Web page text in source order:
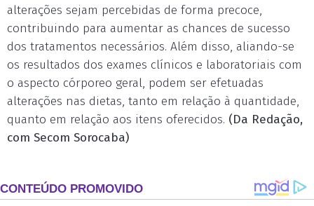
alterações sejam percebidas de forma precoce,
contribuindo para aumentar as chances de sucesso
dos tratamentos necessários. Além disso, aliando-se
os resultados dos exames clínicos e laboratoriais com
o aspecto córporeo geral, podem ser efetuadas
alterações nas dietas, tanto em relação à quantidade,
quanto em relação aos itens oferecidos. (Da Redação,
com Secom Sorocaba)